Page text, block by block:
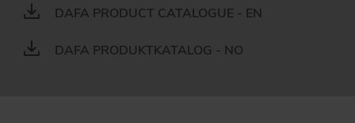
DAFA PRODUCT CATALOGUE - EN
DAFA PRODUKTKATALOG - NO